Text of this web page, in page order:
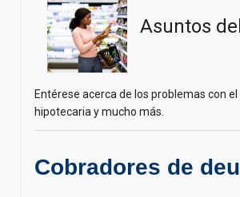
Asuntos
Entérese acerca de los problemas con
hipotecaria y mucho más.
Cobradores de